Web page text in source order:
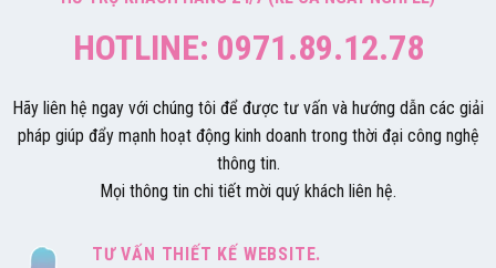
HOTLINE: 0971.89.12.78
Hãy liên hệ ngay với chúng tôi để được tư vấn và hướng dẫn các giải
pháp giúp đẩy mạnh hoạt động kinh doanh trong thời đại công nghệ
thông tin.
Mọi thông tin chi tiết mời quý khách liên hệ.
TƯ VẤN THIẾT KẾ WEBSITE.